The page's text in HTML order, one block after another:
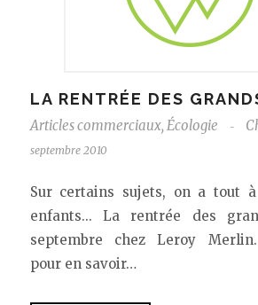
LA RENTRÉE DES
Articles commerciaux, Écologie -
septembre 2010
Sur certains sujets, on a tout
enfants... La rentrée des
septembre chez Leroy
pour en savoir…